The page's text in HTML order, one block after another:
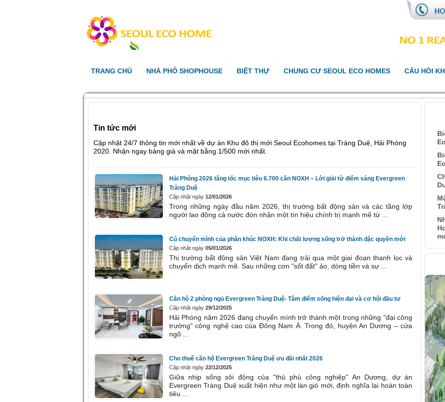
TRANG CHỦ NHÀ PHỐ SHOPHOUSE BIỆT THỰ CHUNG CƯ SEOUL ECO HOMES CÂU HỎI
Tin tức mới
Cập nhật 24/7 thông tin mới nhất về dự án Khu đô thị mới Seoul Ecohomes tại Tràng Duệ, Hải Phòng
2020. Nhận ngay bảng giá và mặt bằng 1/500 mới nhất.
Hải Phòng 2026 tăng tốc mục tiêu 6.700 căn NOXH – Lời giải từ điểm sáng Evergreen
Tràng Duệ
Cập nhật ngày 12/01/2026
Trong những ngày đầu năm 2026, thị trường bất động sản và các tầng lớp
người lao động cả nước đón nhận một tín hiệu chính trị mạnh mẽ từ ...
Cú chuyển mình của phân khúc NOXH: Khi chất lượng sống trở thành đặc quyền mới
Cập nhật ngày 05/01/2026
Thị trường bất động sản Việt Nam đang trải qua một giai đoạn thanh lọc và
chuyển dịch mạnh mẽ. Sau những cơn "sốt đất" ảo, dòng tiền và sự ...
Căn hộ 2 phòng ngủ Evergreen Tràng Duệ- Tâm điểm sống hiện đại và cơ hội đầu tư
Cập nhật ngày 29/12/2025
Hải Phòng năm 2026 đang chuyển mình trở thành một trong những "đại công
trường" công nghệ cao của Đông Nam Á. Trong đó, huyện An Dương – cửa
ngõ ...
Cho thuê căn hộ Evergreen Tràng Duệ ưu đãi nhất 2026
Cập nhật ngày 22/12/2025
Giữa nhịp sống sôi động của "thủ phủ công nghiệp" An Dương, dự án
Evergreen Tràng Duệ xuất hiện như một làn gió mới, định nghĩa lại hoàn toàn
tiêu ...